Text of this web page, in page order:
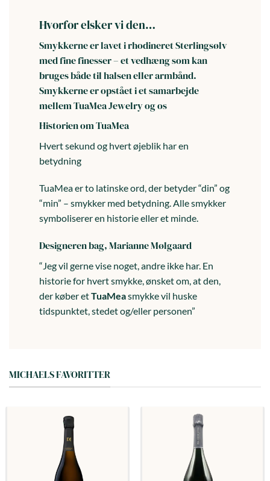
Hvorfor elsker vi den…
Smykkerne er lavet i rhodineret Sterlingsølv
med fine finesser – et vedhæng som kan
bruges både til halsen eller armbånd.
Smykkerne er opstået i et samarbejde
mellem TuaMea Jewelry og os
Historien om TuaMea
Hvert sekund og hvert øjeblik har en
betydning
TuaMea er to latinske ord, der betyder “din” og
“min” – smykker med betydning. Alle smykker
symboliserer en historie eller et minde.
Designeren bag, Marianne Mølgaard
“Jeg vil gerne vise noget, andre ikke har. En
historie for hvert smykke, ønsket om, at den,
der køber etTuaMeasmykke vil huske
tidspunktet, stedet og/eller personen”
MICHAELS FAVORITTER